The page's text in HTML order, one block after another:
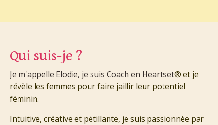
Qui suis-je ?
Je m'appelle Elodie, je suis Coach en Heartset® et je
révèle les femmes pour faire jaillir leur potentiel
féminin.
Intuitive, créative et pétillante, je suis passionnée par